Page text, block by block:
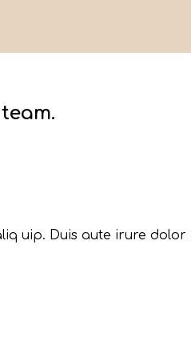
uip. Duis aute irure